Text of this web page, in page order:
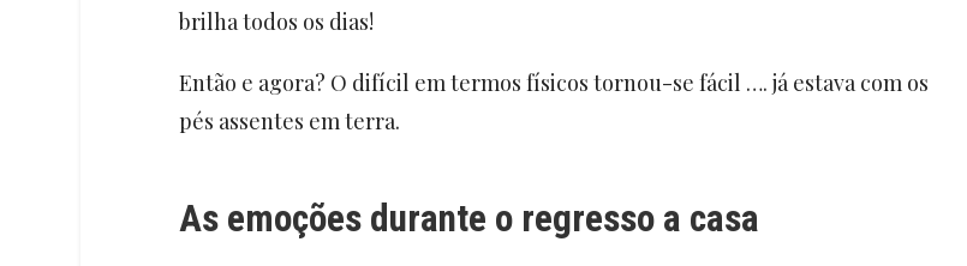
brilha todos os dias!
Então e agora? O difícil em termos físicos tornou-se fácil …. já estava com os
pés assentes em terra.
As emoções durante o regresso a casa